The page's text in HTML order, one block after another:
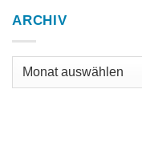
ARCHIV
Archiv